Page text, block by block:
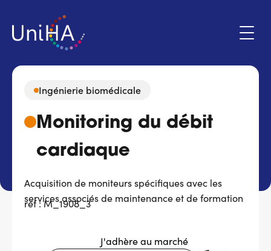
contenu
Menu
du
compte
Espace adhérent
Qui sommes-nous ?
Programmes d'action
Ingénierie biomédicale
Monitoring du débit
cardiaque
Acquisition de moniteurs spécifiques avec les
services associés de maintenance et de formation
réf : M_1908_3
J'adhère au marché